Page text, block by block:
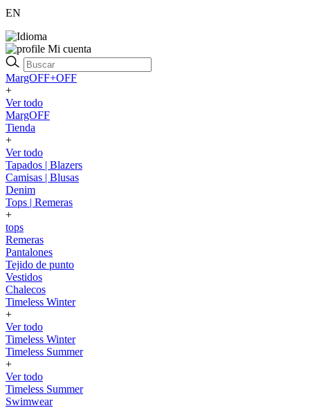
EN
Mi cuenta
MargOFF+OFF
+
Ver todo
MargOFF
Tienda
+
Ver todo
Tapados | Blazers
Camisas | Blusas
Denim
Tops | Remeras
+
tops
Remeras
Pantalones
Tejido de punto
Vestidos
Chalecos
Timeless Winter
+
Ver todo
Timeless Winter
Timeless Summer
+
Ver todo
Timeless Summer
Swimwear